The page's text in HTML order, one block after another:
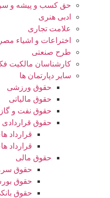
حق کسب و پیشه و
ادبی هنری
علامت تجاری
اختراعات و اشیاء
طرح صنعتی
کارشناسان مالکیت
سایر دپارتمان ها
حقوق ورزشی
حقوق مالیاتی
حقوق نفت و گاز
حقوق قراردادی
قرارداد
قرارداد
حقوق مالی
حقوق
حقوق
حقوق